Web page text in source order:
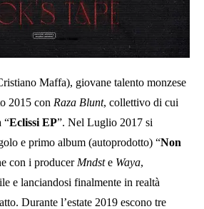
Maffa), giovane talento monzese
2015 con Raza Blunt, collettivo di cui
“Eclissi EP”. Nel Luglio 2017 si
e primo album (autoprodotto) “Non
con i producer Mndste Waya,
e lanciandosi finalmente in realtà
Durante l’estate 2019 escono tre